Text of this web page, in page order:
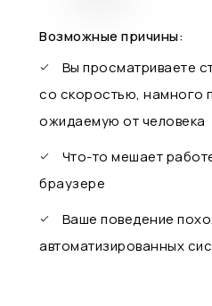
Возможные причины:
Вы просматриваете
со скоростью, намного
ожидаемую от человека
Что-то мешает
браузере
Ваше поведение
автоматизированных